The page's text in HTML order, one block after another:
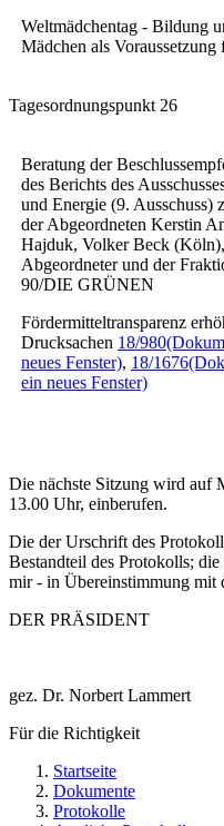
Weltmädchentag - Bildung
Mädchen als
Tagesordnungspunkt 26
Beratung der
des Berichts des
und Energie (9. Ausschuss)
der Abgeordneten Kerstin
Hajduk, Volker Beck
Abgeordneter und der
90/DIE GRÜNEN
Fördermitteltransparenz
Drucksachen 18/980
neues Fenster), 18/1676
ein neues Fenster)
Die nächste Sitzung wird auf
13.00 Uhr, einberufen.
Die der Urschrift des
Bestandteil des Protokolls;
mir - in Übereinstimmung mit
DER PRÄSIDENT
gez. Dr. Norbert Lammert
Für die Richtigkeit
Startseite
Dokumente
Protokolle